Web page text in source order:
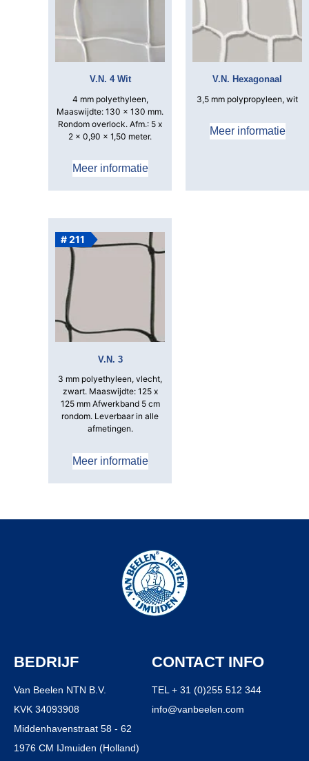
V.N. 4 Wit
4 mm polyethyleen,
Maaswijdte: 130 x 130 mm.
Rondom overlock. Afm.: 5 x
2 x 0,90 x 1,50 meter.
Meer informatie
V.N. Hexagonaal
3,5 mm polypropyleen, wit
Meer informatie
# 211
V.N. 3
3 mm polyethyleen, vlecht,
zwart. Maaswijdte: 125 x
125 mm Afwerkband 5 cm
rondom. Leverbaar in alle
afmetingen.
Meer informatie
BEDRIJF
Van Beelen NTN B.V.
KVK 34093908
Middenhavenstraat 58 - 62
1976 CM IJmuiden (Holland)
CONTACT INFO
TEL + 31 (0)255 512 344
info@vanbeelen.com